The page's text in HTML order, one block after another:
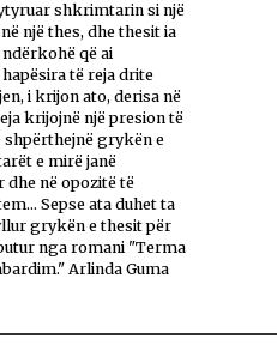
shkrimtarin si një
një thes, dhe thesit ia
që ai
të reja drite
i krijon ato, derisa në
krijojnë një presion të
shpërthejnë grykën e
e mirë janë
dhe në opozitë të
Sepse ata duhet ta
grykën e thesit për
nga romani "Terma
Arlinda Guma